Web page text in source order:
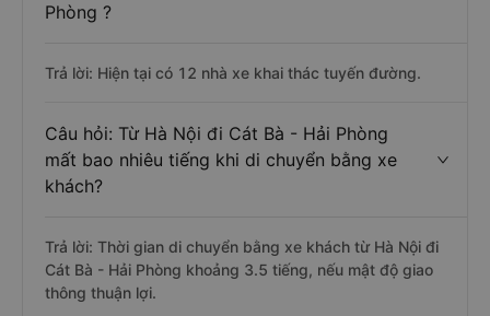
Phòng ?
Trả lời: Hiện tại có 12 nhà xe khai thác tuyến đường.
Câu hỏi: Từ Hà Nội đi Cát Bà - Hải Phòng
mất bao nhiêu tiếng khi di chuyển bằng xe
khách?
Trả lời: Thời gian di chuyển bằng xe khách từ Hà Nội đi
Cát Bà - Hải Phòng khoảng 3.5 tiếng, nếu mật độ giao
thông thuận lợi.